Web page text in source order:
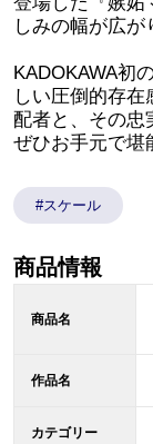
しみの幅が広が
KADOKAWA初
しい圧倒的存
配者と、その忠
ぜひお手元で堪
#スケール
商品情報
商品名
作品名
カテゴリー